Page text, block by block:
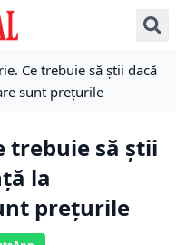
Ce trebuie să știi dacă
sunt prețurile
trebuie să știi
la
prețurile